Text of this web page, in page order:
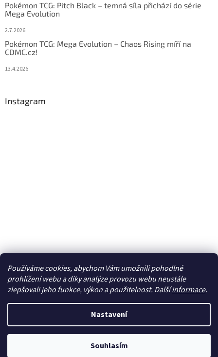
Používáme cookies, abychom Vám umožnili pohodlné
prohlížení webu a díky analýze provozu webu neustále
zlepšovali jeho funkce, výkon a použitelnost. Dalšíinformace.
Nastavení
Souhlasím
Pokémon TCG: Pitch Black – temná síla přichází do série
Mega Evolution
2.7.2026
Pokémon TCG: Mega Evolution – Chaos Rising míří na
CDMC.cz!
13.4.2026
Instagram
Sledovat na Instagramu
Copyright 2026cdmc.cz. Všechna práva vyhrazena.Upravit
nastavení cookies